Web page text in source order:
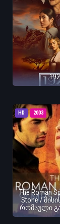
HD 2003
The Roman
Stone /
რომაული